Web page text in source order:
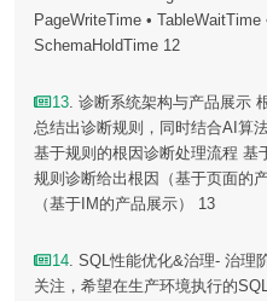
PageWriteTime • TableWaitTime
SchemaHoldTime 12
13. 诊断系统架构与产品展示
总结出诊断规则，同时结合AI算
基于规则的根因诊断处理流程 基
规则诊断给出根因（基于页面的
（基于IM的产品展示） 13
14. SQL性能优化&治理- 治理
关注，希望在生产环境执行的